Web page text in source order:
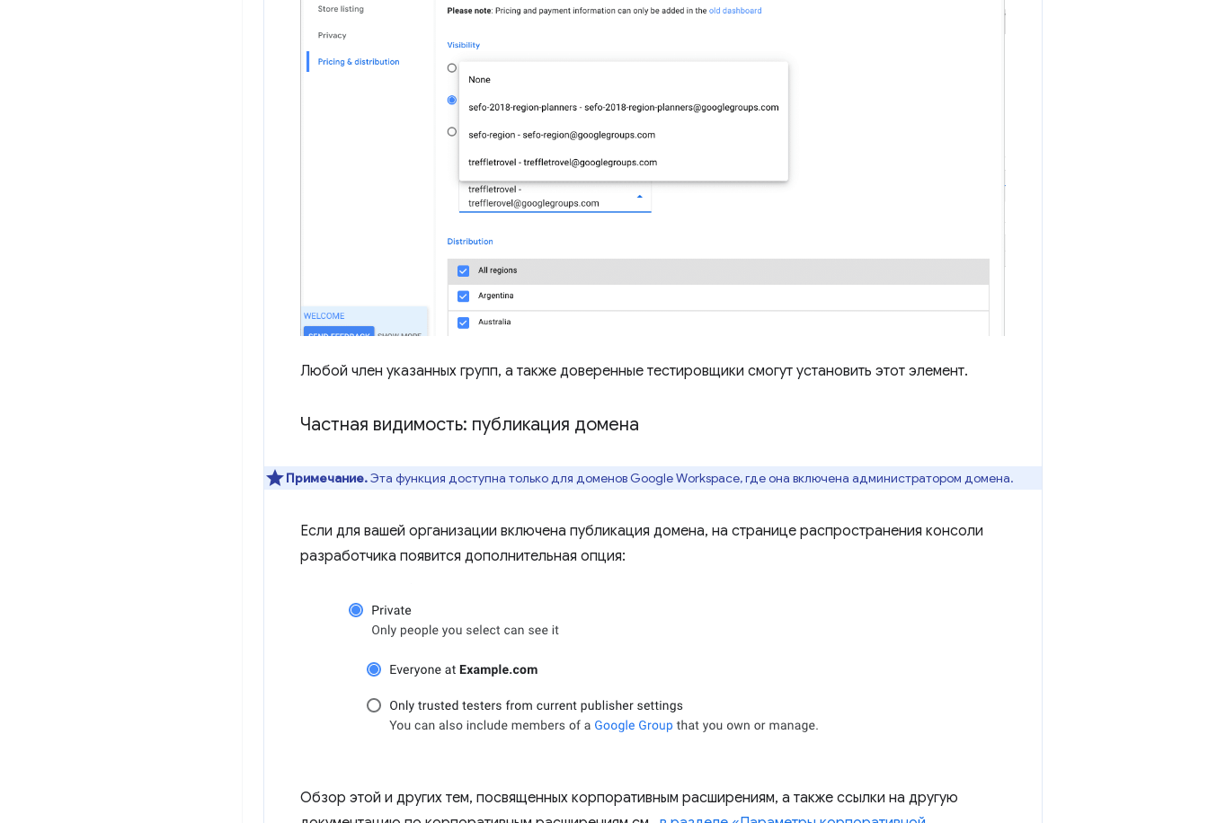
Любой член указанных групп, а также доверенные тестировщики смогут установить этот элемент.
Частная видимость: публикация домена
Примечание.Эта функция доступна только для доменов Google Workspace, где она включена администратором домена.
Если для вашей организации включена публикация домена, на странице распространения консоли
разработчика появится дополнительная опция:
Обзор этой и других тем, посвященных корпоративным расширениям, а также ссылки на другую